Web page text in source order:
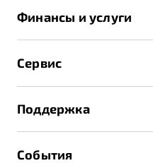
X70
Спецпредложения и Акции
Записаться на тест-драйв
Получить предложение
Финансы и услуги
Трейд-ин
Страхование
Расчет КАСКО
Сервис
Руководство по эксплуатации
Техническое обслуживание
Поддержка
События